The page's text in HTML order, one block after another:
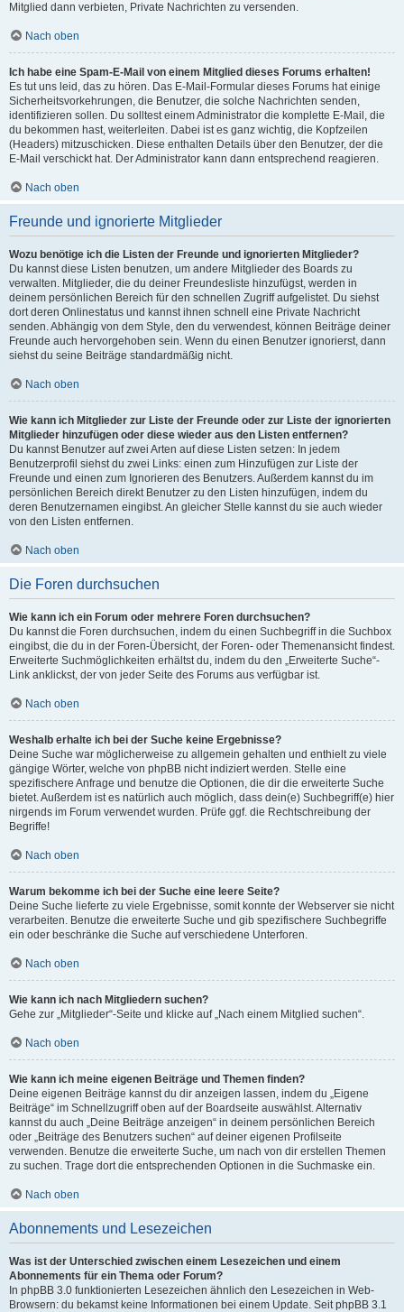
Mitglied dann verbieten, Private Nachrichten zu versenden.
Nach oben
Ich habe eine Spam-E-Mail von einem Mitglied dieses Forums erhalten!
Es tut uns leid, das zu hören. Das E-Mail-Formular dieses Forums hat einige
Sicherheitsvorkehrungen, die Benutzer, die solche Nachrichten senden,
identifizieren sollen. Du solltest einem Administrator die komplette E-Mail, die
du bekommen hast, weiterleiten. Dabei ist es ganz wichtig, die Kopfzeilen
(Headers) mitzuschicken. Diese enthalten Details über den Benutzer, der die
E-Mail verschickt hat. Der Administrator kann dann entsprechend reagieren.
Nach oben
Freunde und ignorierte Mitglieder
Wozu benötige ich die Listen der Freunde und ignorierten Mitglieder?
Du kannst diese Listen benutzen, um andere Mitglieder des Boards zu
verwalten. Mitglieder, die du deiner Freundesliste hinzufügst, werden in
deinem persönlichen Bereich für den schnellen Zugriff aufgelistet. Du siehst
dort deren Onlinestatus und kannst ihnen schnell eine Private Nachricht
senden. Abhängig von dem Style, den du verwendest, können Beiträge deiner
Freunde auch hervorgehoben sein. Wenn du einen Benutzer ignorierst, dann
siehst du seine Beiträge standardmäßig nicht.
Nach oben
Wie kann ich Mitglieder zur Liste der Freunde oder zur Liste der ignorierten
Mitglieder hinzufügen oder diese wieder aus den Listen entfernen?
Du kannst Benutzer auf zwei Arten auf diese Listen setzen: In jedem
Benutzerprofil siehst du zwei Links: einen zum Hinzufügen zur Liste der
Freunde und einen zum Ignorieren des Benutzers. Außerdem kannst du im
persönlichen Bereich direkt Benutzer zu den Listen hinzufügen, indem du
deren Benutzernamen eingibst. An gleicher Stelle kannst du sie auch wieder
von den Listen entfernen.
Nach oben
Die Foren durchsuchen
Wie kann ich ein Forum oder mehrere Foren durchsuchen?
Du kannst die Foren durchsuchen, indem du einen Suchbegriff in die Suchbox
eingibst, die du in der Foren-Übersicht, der Foren- oder Themenansicht findest.
Erweiterte Suchmöglichkeiten erhältst du, indem du den „Erweiterte Suche“-
Link anklickst, der von jeder Seite des Forums aus verfügbar ist.
Nach oben
Weshalb erhalte ich bei der Suche keine Ergebnisse?
Deine Suche war möglicherweise zu allgemein gehalten und enthielt zu viele
gängige Wörter, welche von phpBB nicht indiziert werden. Stelle eine
spezifischere Anfrage und benutze die Optionen, die dir die erweiterte Suche
bietet. Außerdem ist es natürlich auch möglich, dass dein(e) Suchbegriff(e) hier
nirgends im Forum verwendet wurden. Prüfe ggf. die Rechtschreibung der
Begriffe!
Nach oben
Warum bekomme ich bei der Suche eine leere Seite?
Deine Suche lieferte zu viele Ergebnisse, somit konnte der Webserver sie nicht
verarbeiten. Benutze die erweiterte Suche und gib spezifischere Suchbegriffe
ein oder beschränke die Suche auf verschiedene Unterforen.
Nach oben
Wie kann ich nach Mitgliedern suchen?
Gehe zur „Mitglieder“-Seite und klicke auf „Nach einem Mitglied suchen“.
Nach oben
Wie kann ich meine eigenen Beiträge und Themen finden?
Deine eigenen Beiträge kannst du dir anzeigen lassen, indem du „Eigene
Beiträge“ im Schnellzugriff oben auf der Boardseite auswählst. Alternativ
kannst du auch „Deine Beiträge anzeigen“ in deinem persönlichen Bereich
oder „Beiträge des Benutzers suchen“ auf deiner eigenen Profilseite
verwenden. Benutze die erweiterte Suche, um nach von dir erstellen Themen
zu suchen. Trage dort die entsprechenden Optionen in die Suchmaske ein.
Nach oben
Abonnements und Lesezeichen
Was ist der Unterschied zwischen einem Lesezeichen und einem
Abonnements für ein Thema oder Forum?
In phpBB 3.0 funktionierten Lesezeichen ähnlich den Lesezeichen in Web-
Browsern: du bekamst keine Informationen bei einem Update. Seit phpBB 3.1